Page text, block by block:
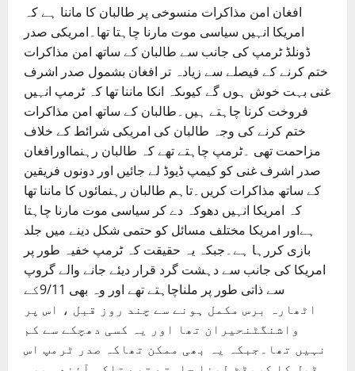
افغان امن مذاکرات منسوخی پر طالبان کا ماننا ہے کہ
امریکا انہیں سیاسی موت مارنا چاہتا تھا۔امریکی صدر
ڈونلڈ ٹرمپ کی جانب سے طالبان کے ساتھ امن مذاکرات
ختم کرنے کے فیصلے سے زیادہ تر افغان بشمول صدر اشرف
غنی بہت خوش ہوں گے کیوںکہ انکا ماننا تھا کہ ٹرمپ انہیں
فروخت کرنا چاہتے ہیں۔طالبان کے ساتھ امن مذاکرات
ختم کرنے کی وجہ طالبان کی امریکی شرائط کے خلاف
مزاحمت تھی ۔ٹرمپ چاہتے تھے کہ طالبان رہنمااورافغان
صدر اشرف غنی کو کیمپ ڈیوڈ لے جائیں اور دونوں فریقین
کے ساتھ مذاکرات کریں۔تاہم طالبان رہنمائوں کا ماننا تھا
کہ امریکا انہیں دھوکہ دے کر سیاسی موت مارنا چاہتا
ہےاور امریکا مختلف مسائل کو حتمی شکل دینے میں جلد
بازی کررہا ہے۔جبکہ یہ حقیقت کہ ٹرمپ خفیہ طور پر
امریکا کی جانب سے دہشت گرد قرار دیئے جانے والے گروپ
سے ذاتی طور پر ملناچاہتے تھے اور وہ بھی 9/11کے
اٹھارہ برس مکمل ہونے سے چند روز قبل ، اس پر
واشنگٹنحیران تھا اور یہ کسی دھچکے سے کم
نہیں تھا۔جبکہ یہ بھی ممکن تھاکہ صدر ٹرمپ اس